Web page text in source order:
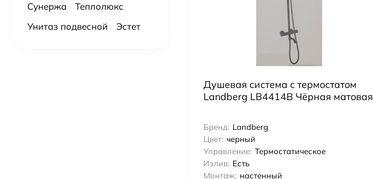
Душевая система с термостатом
Landberg LB4414B Чёрная матовая
Бренд: Landberg
Цвет: черный
Управление: Термостатическое
Излив: Есть
Монтаж: настенный
Сунержа
Теплолюкс
Унитаз подвесной
Эстет